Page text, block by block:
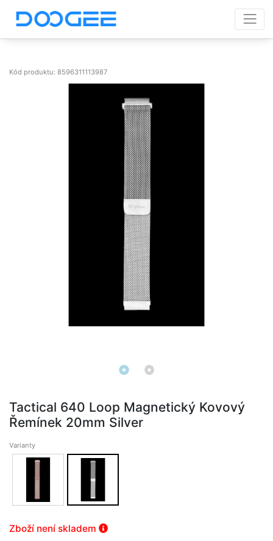
Kód produktu: 8596311113987
Tactical 640 Loop Magnetický Kovový
Řemínek 20mm Silver
Varianty
Zboží není skladem